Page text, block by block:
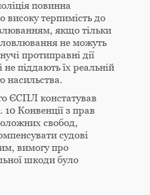
повинна
високу терпимість до
якщо тільки
не можуть
протиправні дії
піддають їх реальній
насильства.
ЄСПЛ констатував
Конвенції з прав
свобод,
судові
вимогу про
шкоди було